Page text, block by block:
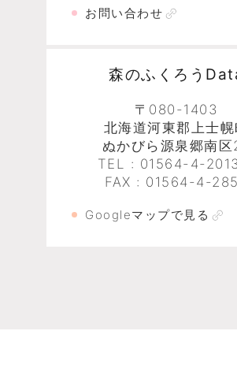
お問い合わせ
森のふくろう
〒080-1403
北海道河東郡上士幌
ぬかびら源泉郷南区
TEL : 01564-4-
FAX : 01564-4-
Googleマップで見る